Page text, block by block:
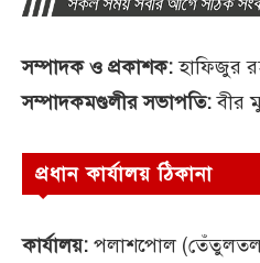
সম্পাদক ও প্রকাশক:হাফিজুর
সম্পাদকমণ্ডলীর সভাপতি:বীর
প্রধান কার্যালয় ঠিকানা
কার্যালয়: পলাশপোল